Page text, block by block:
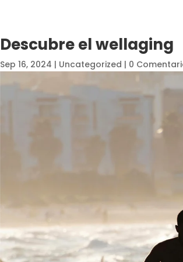
Descubre el wellaging
Sep 16, 2024 | Uncategorized | 0